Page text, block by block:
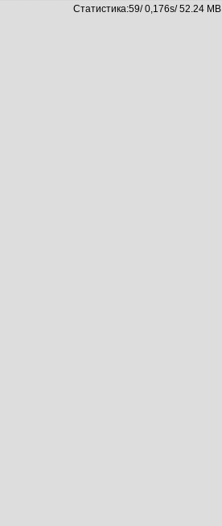
Статистика:59/ 0,176s/ 52.24 MB